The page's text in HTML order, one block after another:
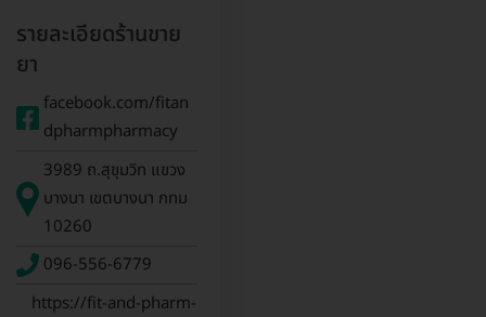
รายละเอียดร้านขาย
ยา
facebook.com/fitan
dpharmpharmacy
3989 ถ.สุขุมวิท แขวง
บางนา เขตบางนา กทม
10260
096-556-6779
https://fit-and-pharm-